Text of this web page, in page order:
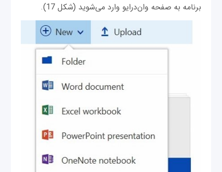
برنامه به صفحه وان‌درایو وارد می‌شوید (شکل 17).